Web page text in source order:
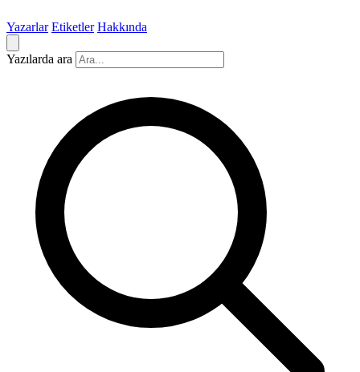
Yazarlar Etiketler Hakkında
Yazılarda ara